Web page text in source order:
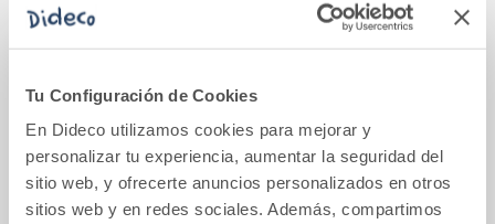
Tu Configuración de Cookies
En Dideco utilizamos cookies para mejorar y
personalizar tu experiencia, aumentar la seguridad del
sitio web, y ofrecerte anuncios personalizados en otros
sitios web y en redes sociales. Además, compartimos
Inventario
ilustrado de flores
18,00€
Comprar
Aves
Comprar